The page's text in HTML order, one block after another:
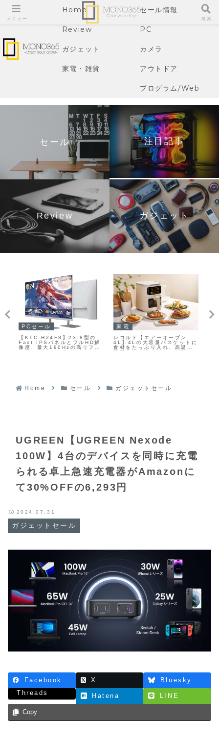
Home セール情報
Review PC
ガジェット カメラ
家電・雑貨 アウトドア
プログラム/Web
セール 注目記事
Review ガジェット
PCセール
【REGZA RM-G276N】テ
レビ開発で培われた映像技術
を取り入れた7種類の画質モー
ドを備え、27型WQHD解像度
USB DAC・ポータブルDAC
【EPZ TP35 PRO】3.5mm
シングルエンドと4.4mmバラ
ンス出力、専用アプリやWeb
経由のEQ・PEQチューニン
11,500円
Home セール ガジェットセール
UGREEN【UGREEN Nexode
100W】4台のデバイスを同時に充電
られる卓上急速充電器がAmazonに
て30%OFFの6,293円
ガジェットセール
2024.07.31
Facebook X
Bluesky
Threads
Hatena LINE
Copy
メニュー 検索